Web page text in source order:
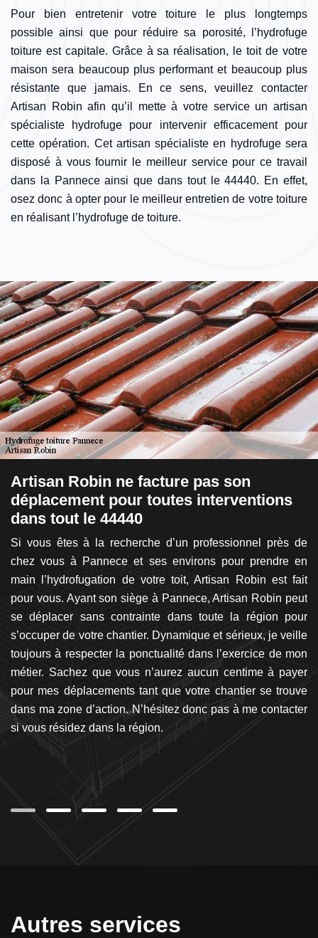
Pour bien entretenir votre toiture le plus longtemps
possible ainsi que pour réduire sa porosité, l’hydrofuge
toiture est capitale. Grâce à sa réalisation, le toit de votre
maison sera beaucoup plus performant et beaucoup plus
résistante que jamais. En ce sens, veuillez contacter
Artisan Robin afin qu’il mette à votre service un artisan
spécialiste hydrofuge pour intervenir efficacement pour
cette opération. Cet artisan spécialiste en hydrofuge sera
disposé à vous fournir le meilleur service pour ce travail
dans la Pannece ainsi que dans tout le 44440. En effet,
osez donc à opter pour le meilleur entretien de votre toiture
en réalisant l’hydrofuge de toiture.
Artisan Robin ne facture pas son
déplacement pour toutes interventions
dans tout le 44440
Si vous êtes à la recherche d’un professionnel près de
chez vous à Pannece et ses environs pour prendre en
main l’hydrofugation de votre toit, Artisan Robin est fait
pour vous. Ayant son siège à Pannece, Artisan Robin peut
se déplacer sans contrainte dans toute la région pour
s’occuper de votre chantier. Dynamique et sérieux, je veille
toujours à respecter la ponctualité dans l’exercice de mon
métier. Sachez que vous n’aurez aucun centime à payer
pour mes déplacements tant que votre chantier se trouve
dans ma zone d’action. N’hésitez donc pas à me contacter
si vous résidez dans la région.
Autres services